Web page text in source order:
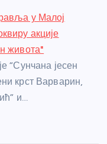
у Малој
акције
живота"
“Сунчана јесен
крст Варварин,
и…